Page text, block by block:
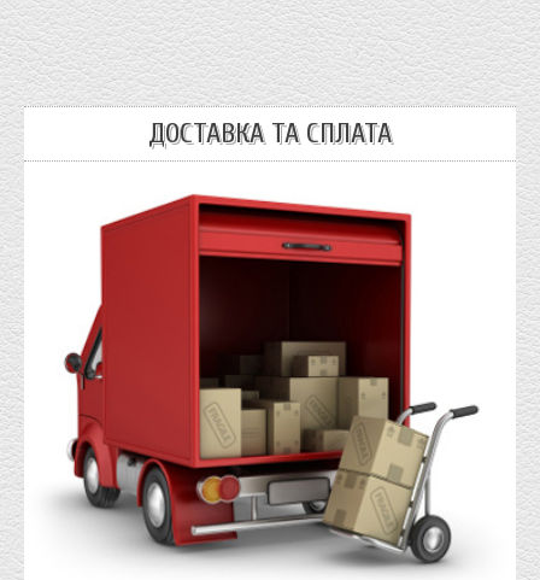
ДОСТАВКА ТА СПЛАТА